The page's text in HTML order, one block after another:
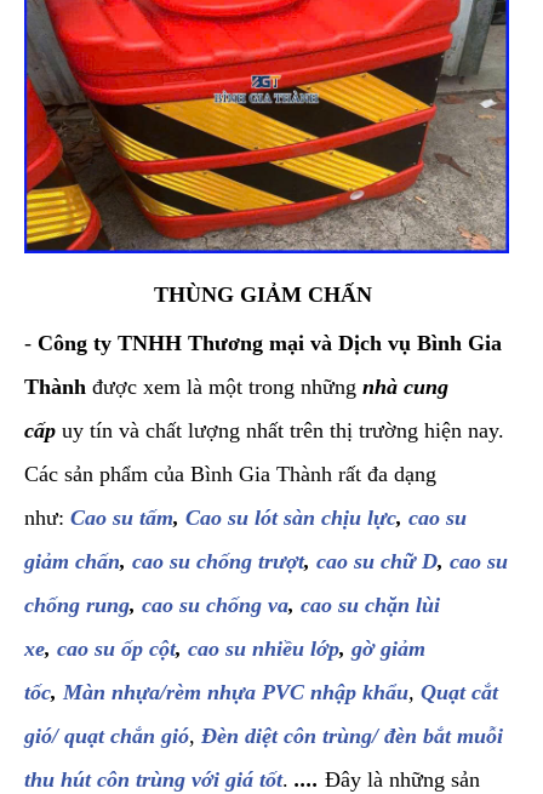
THÙNG GIẢM CHẤN
- Công ty TNHH Thương mại và Dịch vụ Bình Gia
Thành được xem là một trong những nhà cung
cấp uy tín và chất lượng nhất trên thị trường hiện nay.
Các sản phẩm của Bình Gia Thành rất đa dạng
như: Cao su tấm, Cao su lót sàn chịu lực, cao su
giảm chấn, cao su chống trượt, cao su chữ D, cao su
chống rung, cao su chống va, cao su chặn lùi
xe, cao su ốp cột, cao su nhiều lớp, gờ giảm
tốc, Màn nhựa/rèm nhựa PVC nhập khẩu, Quạt cắt
gió/ quạt chắn gió, Đèn diệt côn trùng/ đèn bắt muỗi
thu hút côn trùng với giá tốt. .... Đây là những sản